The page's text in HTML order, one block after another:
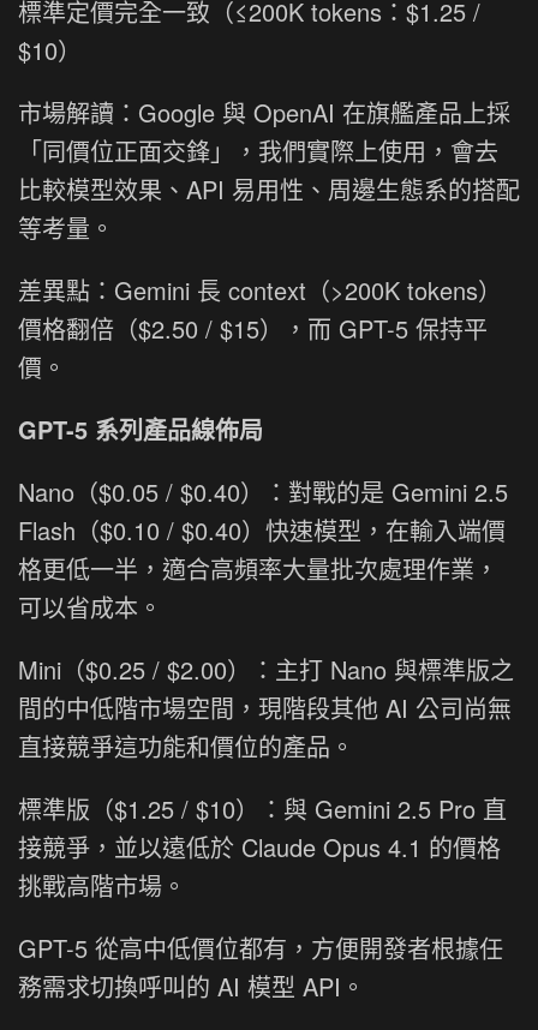
標準定價完全一致（≤200K tokens：$1.25 /
$10）
市場解讀：Google 與 OpenAI 在旗艦產品上採
「同價位正面交鋒」，我們實際上使用，會去
比較模型效果、API 易用性、周邊生態系的搭配
等考量。
差異點：Gemini 長 context（>200K tokens）
價格翻倍（$2.50 / $15），而 GPT-5 保持平
價。
GPT-5 系列產品線佈局
Nano（$0.05 / $0.40）：對戰的是 Gemini 2.5
Flash（$0.10 / $0.40）快速模型，在輸入端價
格更低一半，適合高頻率大量批次處理作業，
可以省成本。
Mini（$0.25 / $2.00）：主打 Nano 與標準版之
間的中低階市場空間，現階段其他 AI 公司尚無
直接競爭這功能和價位的產品。
標準版（$1.25 / $10）：與 Gemini 2.5 Pro 直
接競爭，並以遠低於 Claude Opus 4.1 的價格
挑戰高階市場。
GPT-5 從高中低價位都有，方便開發者根據任
務需求切換呼叫的 AI 模型 API。